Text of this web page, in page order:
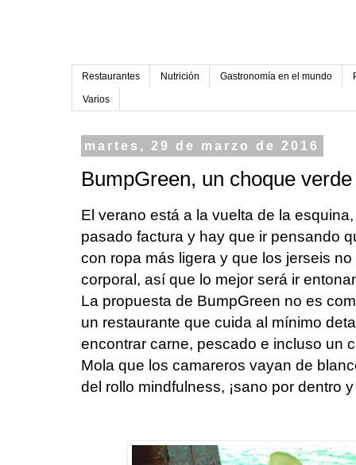
Restaurantes Nutrición Gastronomía en el mundo
Varios
martes, 29 de marzo de 2016
BumpGreen, un choque
El verano está a la vuelta de la
pasado factura y hay que ir pensando
con ropa más ligera y que los jerseis
corporal, así que lo mejor será ir
La propuesta de BumpGreen no es
un restaurante que cuida al mínimo
encontrar carne, pescado e incluso un
Mola que los camareros vayan de
del rollo mindfulness, ¡sano por dentro